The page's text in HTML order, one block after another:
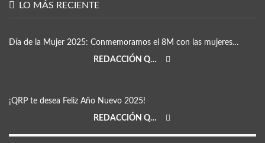
LO MÁS RECIENTE
Día de la Mujer 2025: Conmemoramos el 8M con las mujeres…
REDACCIÓN QRP
¡QRP te desea Feliz Año Nuevo 2025!
REDACCIÓN QRP